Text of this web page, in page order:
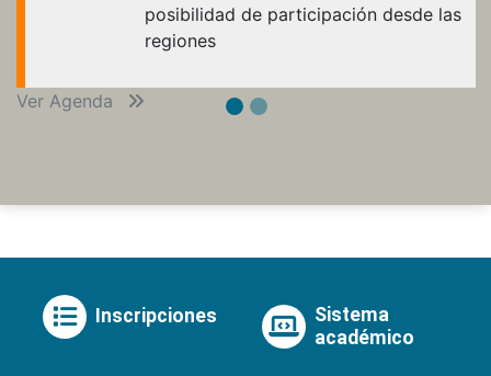
posibilidad de participación desde las
regiones
Ver Agenda
Inscripciones
Sistema
académico